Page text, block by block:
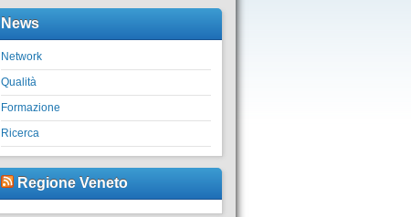
News
Network
Qualità
Formazione
Ricerca
Regione Veneto